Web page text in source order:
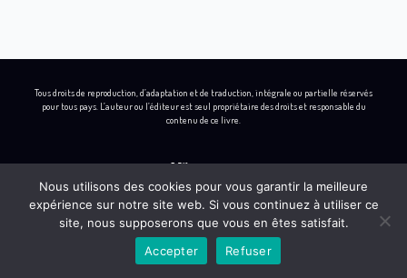
Tous droits de reproduction, d’adaptation et de traduction, intégrale ou partielle réservés
pour tous pays. L’auteur ou l’éditeur est seul propriétaire des droits et responsable du
contenu de ce livre.
L I
n
s
B
e
h
Y
Nous utilisons des cookies pour vous garantir la meilleure
expérience sur notre site web. Si vous continuez à utiliser ce
site, nous supposerons que vous en êtes satisfait.
Accepter
Refuser